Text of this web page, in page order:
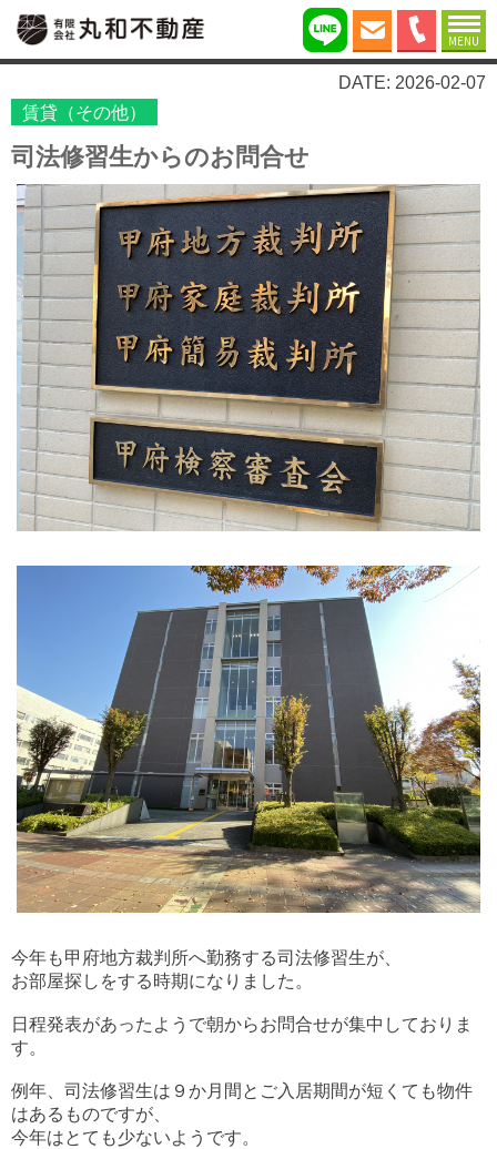
MENU
DATE: 2026-02-07
賃貸（その他）
司法修習生からのお問合せ
今年も甲府地方裁判所へ勤務する司法修習生が、
お部屋探しをする時期になりました。
日程発表があったようで朝からお問合せが集中しておりま
す。
例年、司法修習生は９か月間とご入居期間が短くても物件
はあるものですが、
今年はとても少ないようです。